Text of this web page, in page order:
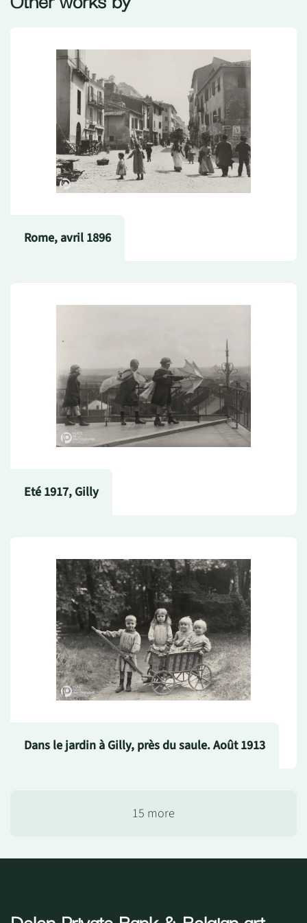
Rome, avril 1896
Eté 1917, Gilly
Dans le jardin à Gilly, près du saule. Août 1913
15 more